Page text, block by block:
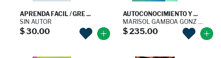
APRENDA FACIL / GRE ...
SIN AUTOR
$ 30.00
AUTOCONOCIMIENTO Y ...
MARISOL GAMBOA GONZ ...
$ 235.00